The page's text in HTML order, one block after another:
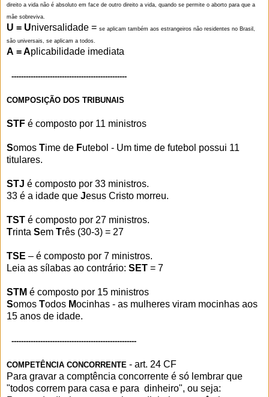
direito a vida não é absoluto em face de outro direito a vida, quando se permite o aborto para que a
mãe sobreviva.
U = Universalidade = se aplicam também aos estrangeiros não residentes no Brasil,
são universais, se aplicam a todos.
A = Aplicabilidade imediata
------------------------------------------------
COMPOSIÇÃO DOS TRIBUNAIS
STF é composto por 11 ministros
Somos Time de Futebol - Um time de futebol possui 11
titulares.
STJ é composto por 33 ministros.
33 é a idade que Jesus Cristo morreu.
TST é composto por 27 ministros.
Trinta Sem Três (30-3) = 27
TSE – é composto por 7 ministros.
Leia as sílabas ao contrário: SET = 7
STM é composto por 15 ministros
Somos Todos Mocinhas - as mulheres viram mocinhas aos
15 anos de idade.
----------------------------------------------------
COMPETÊNCIA CONCORRENTE - art. 24 CF
Para gravar a comptência concorrente é só lembrar que
"todos correm para casa e para dinheiro", ou seja: